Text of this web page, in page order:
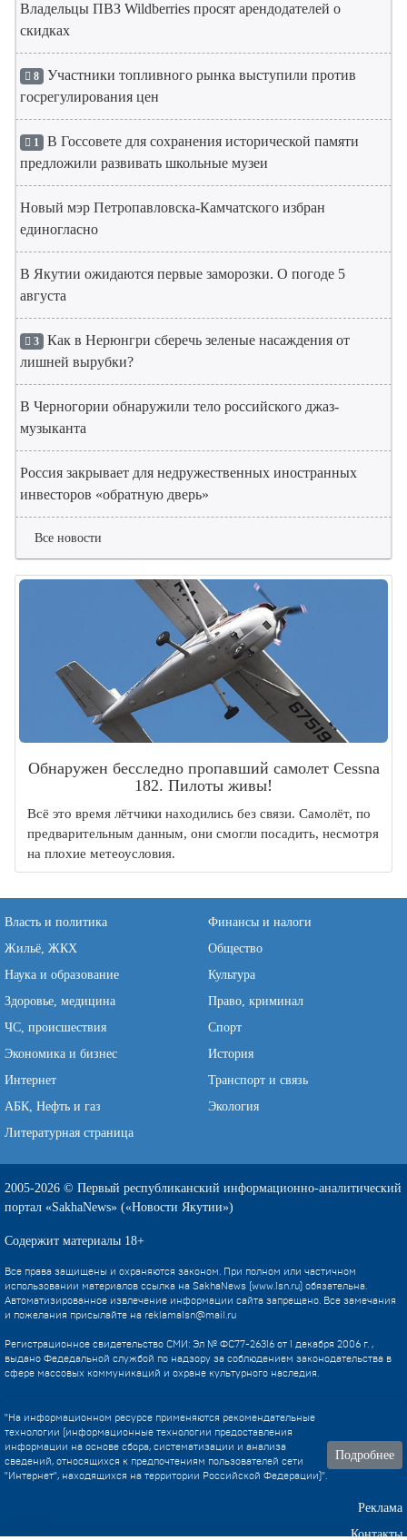
Владельцы ПВЗ Wildberries просят арендодателей о
скидках
8 Участники топливного рынка выступили против
госрегулирования цен
1 В Госсовете для сохранения исторической памяти
предложили развивать школьные музеи
Новый мэр Петропавловска-Камчатского избран
единогласно
В Якутии ожидаются первые заморозки. О погоде 5
августа
3 Как в Нерюнгри сберечь зеленые насаждения от
лишней вырубки?
В Черногории обнаружили тело российского джаз-
музыканта
Россия закрывает для недружественных иностранных
инвесторов «обратную дверь»
Все новости
Обнаружен бесследно пропавший самолет Cessna
182. Пилоты живы!
Всё это время лётчики находились без связи. Самолёт, по
предварительным данным, они смогли посадить, несмотря
на плохие метеоусловия.
Власть и политика
Финансы и налоги
Жильё, ЖКХ
Общество
Наука и образование
Культура
Здоровье, медицина
Право, криминал
ЧС, происшествия
Спорт
Экономика и бизнес
История
Интернет
Транспорт и связь
АБК, Нефть и газ
Экология
Литературная страница
2005-2026 © Первый республиканский информационно-аналитический
портал «SakhaNews» («Новости Якутии»)
Содержит материалы 18+
Все права защищены и охраняются законом. При полном или частичном
использовании материалов ссылка на SakhaNews (www.1sn.ru) обязательна.
Автоматизированное извлечение информации сайта запрещено. Все замечания
и пожелания присылайте на reklama1sn@mail.ru
Регистрационное свидетельство СМИ: Эл № ФС77-26316 от 1 декабря 2006 г. ,
выдано Федедальной службой по надзору за соблюдением законодательства в
сфере массовых коммуникаций и охране культурного наследия.
"На информационном ресурсе применяются рекомендательные
технологии (информационные технологии предоставления
информации на основе сбора, систематизации и анализа
сведений, относящихся к предпочтениям пользователей сети
"Интернет", находящихся на территории Российской Федерации)".
Подробнее
Реклама
Контакты